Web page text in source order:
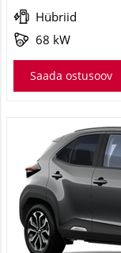
Hübriid
68 kW
Saada ostusoov